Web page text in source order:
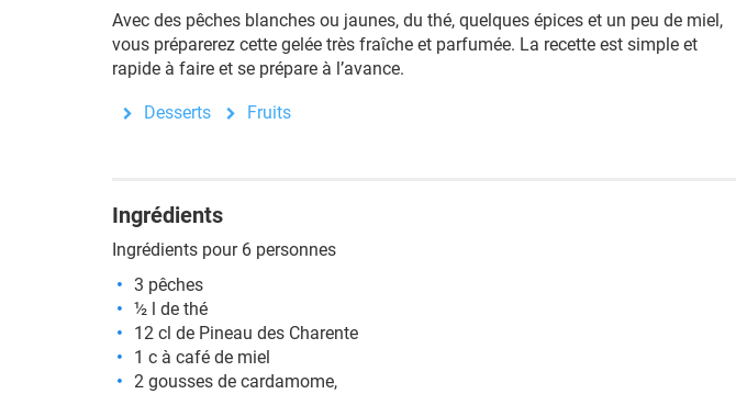
Avec des pêches blanches ou jaunes, du thé, quelques épices et un peu de miel,
vous préparerez cette gelée très fraîche et parfumée. La recette est simple et
rapide à faire et se prépare à l’avance.
Desserts Fruits
Ingrédients
Ingrédients pour 6 personnes
3 pêches
½ l de thé
12 cl de Pineau des Charente
1 c à café de miel
2 gousses de cardamome,